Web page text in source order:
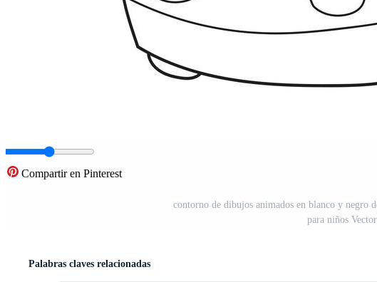
Compartir en Pinterest
contorno de dibujos animados en blanco y negro
para niños
Palabras claves relacionadas